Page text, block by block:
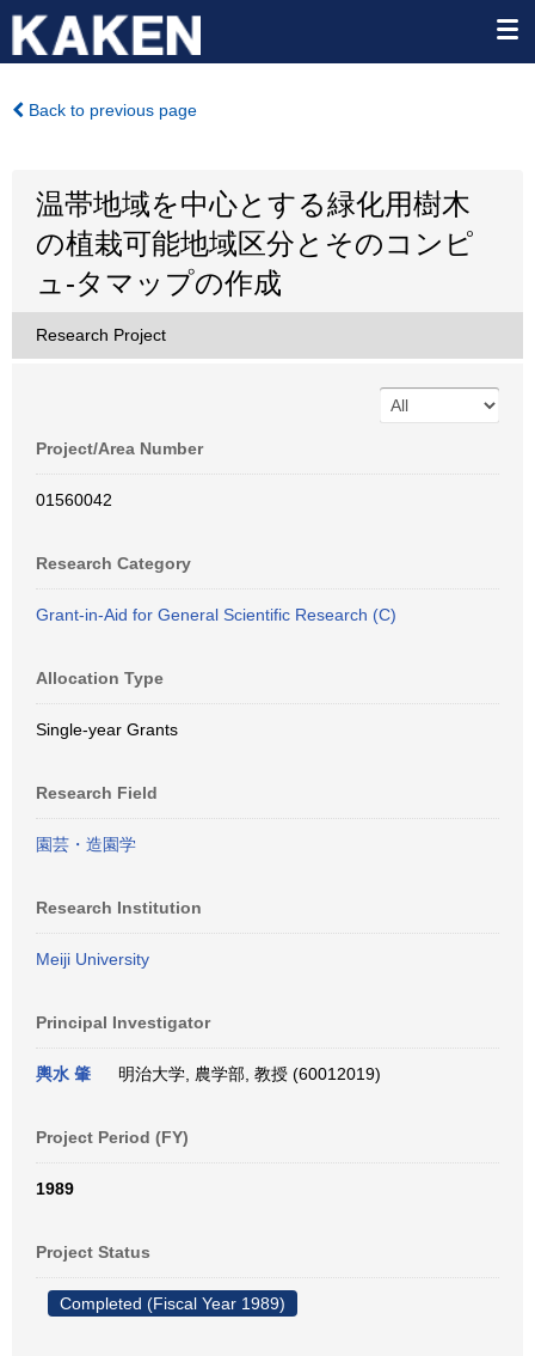
Back to previous page
温帯地域を中心とする緑化用樹木
の植栽可能地域区分とそのコンピ
ュ-タマップの作成
Research Project
Project/Area Number
01560042
Research Category
Grant-in-Aid for General Scientific Research (C)
Allocation Type
Single-year Grants
Research Field
園芸・造園学
Research Institution
Meiji University
Principal Investigator
輿水 肇 明治大学, 農学部, 教授 (60012019)
Project Period (FY)
1989
Project Status
Completed (Fiscal Year 1989)